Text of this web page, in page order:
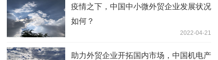
疫情之下，中国中小微外贸企业发展状况
如何？
2022-04-21
助力外贸企业开拓国内市场，中国机电产